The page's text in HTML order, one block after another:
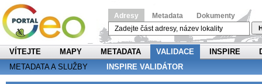
Adresy Metadata Dokumenty
VÍTEJTE MAPY METADATA VALIDACE INSPIRE
METADATA A SLUŽBY
INSPIRE VALIDÁTOR